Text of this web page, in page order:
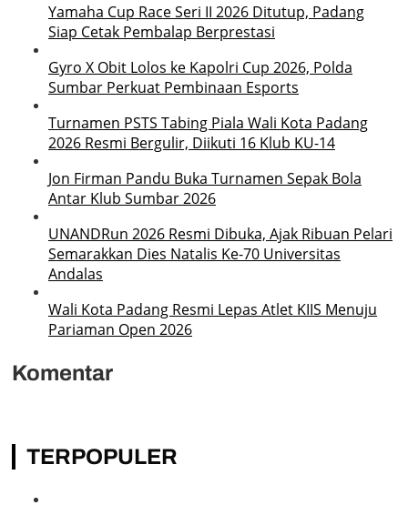
Yamaha Cup Race Seri II 2026 Ditutup, Padang
Siap Cetak Pembalap Berprestasi
Gyro X Obit Lolos ke Kapolri Cup 2026, Polda
Sumbar Perkuat Pembinaan Esports
Turnamen PSTS Tabing Piala Wali Kota Padang
2026 Resmi Bergulir, Diikuti 16 Klub KU-14
Jon Firman Pandu Buka Turnamen Sepak Bola
Antar Klub Sumbar 2026
UNANDRun 2026 Resmi Dibuka, Ajak Ribuan Pelari
Semarakkan Dies Natalis Ke-70 Universitas
Andalas
Wali Kota Padang Resmi Lepas Atlet KIIS Menuju
Pariaman Open 2026
Komentar
TERPOPULER